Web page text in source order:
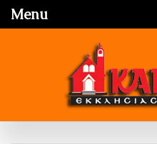
Menu